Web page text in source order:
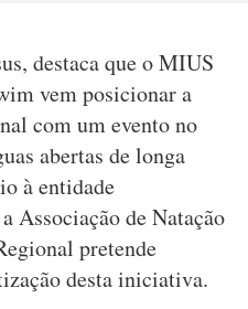
destaca que o MIUS
vem posicionar a
com um evento no
abertas de longa
à entidade
Associação de Natação
pretende
desta iniciativa.